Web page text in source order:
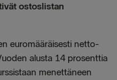
ostoslistan
euromääräisesti netto-
alusta 14 prosenttia
menettäneen